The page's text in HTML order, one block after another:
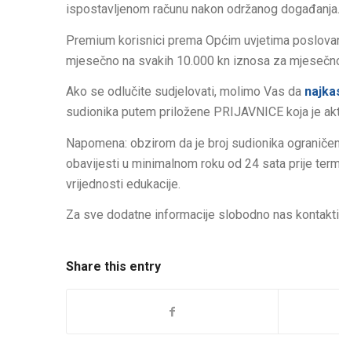
ispostavljenom računu nakon održanog događanja.
Premium korisnici prema Općim uvjetima
mjesečno na svakih 10.000 kn iznosa za
Ako se odlučite sudjelovati, molimo Vas da
sudionika putem priložene PRIJAVNICE koja je
Napomena: obzirom da je broj sudionika
obavijesti u minimalnom roku od 24 sata prije
vrijednosti edukacije.
Za sve dodatne informacije slobodno nas
Share this entry